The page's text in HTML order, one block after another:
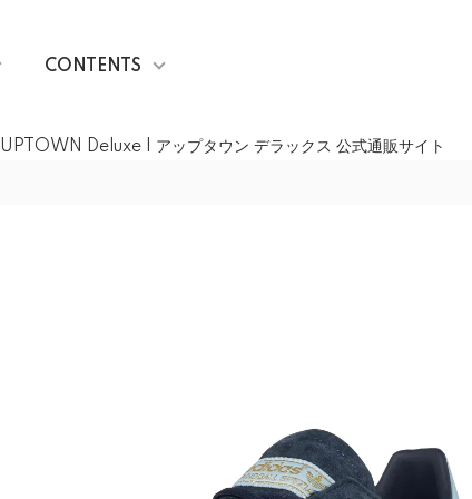
UPTOWN Deluxe | アップタウン デラックス 公式通販サイト
CONTENTS